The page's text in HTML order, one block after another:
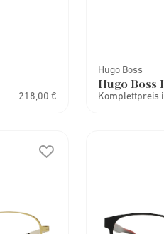
218,00 €
Hugo Boss
Hugo Boss
Komplettpreis